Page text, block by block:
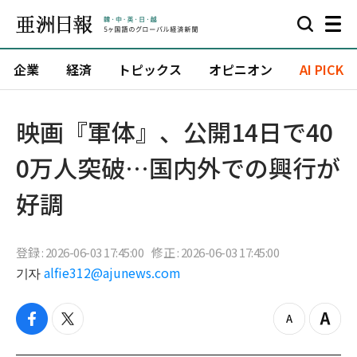
企業 経済 トピックス オピニオン AI PICK
映画『軍体』、公開14日で40
0万人突破…国内外での興行が
好調
登録 : 2026-06-03 17:45:00 修正 : 2026-06-03 17:45:00
기자 alfie312@ajunews.com
f
t
z
Z